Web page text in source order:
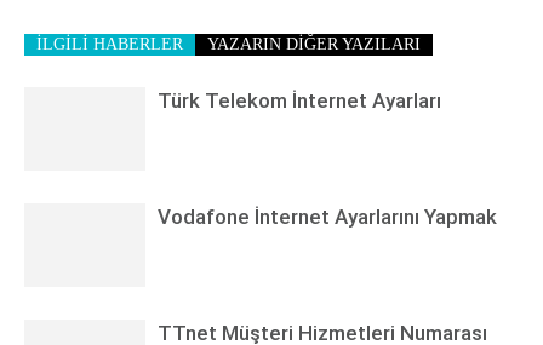
İLGİLİ HABERLER YAZARIN DİĞER YAZILARI
Türk Telekom İnternet Ayarları
Vodafone İnternet Ayarlarını Yapmak
TTnet Müşteri Hizmetleri Numarası